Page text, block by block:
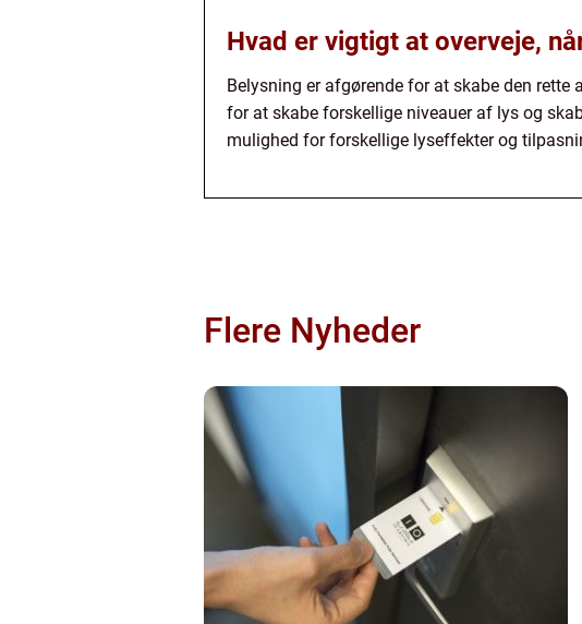
Hvad er vigtigt at overveje,
Belysning er afgørende for at skabe den
for at skabe forskellige niveauer af lys og
mulighed for forskellige lyseffekter og
Flere Nyheder